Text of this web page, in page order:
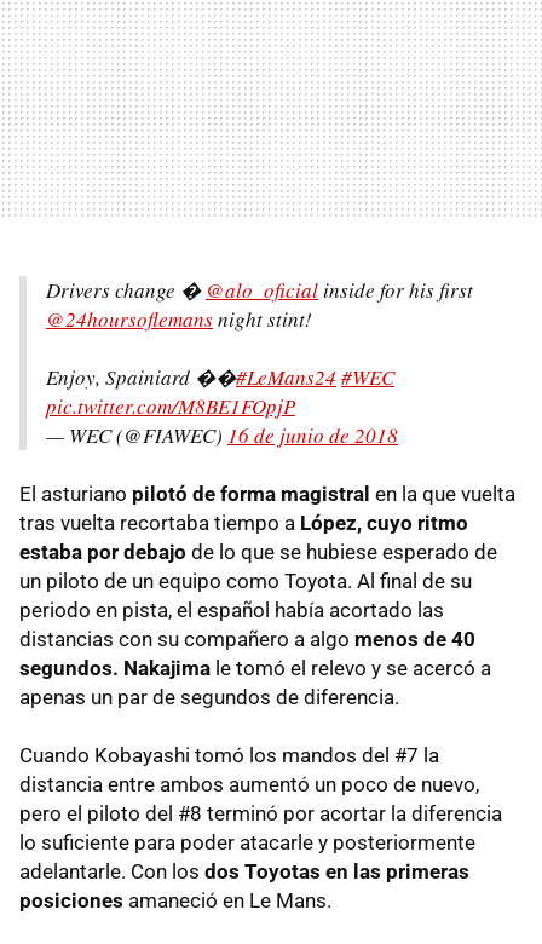
Drivers change � @alo_oficialinside for his first
@24hoursoflemansnight stint!
Enjoy, Spainiard ��#LeMans24 #WEC
pic.twitter.com/M8BE1FOpjP
— WEC (@FIAWEC) 16 de junio de 2018
El asturiano pilotó de forma magistral en la que vuelta
tras vuelta recortaba tiempo a López, cuyo ritmo
estaba por debajo de lo que se hubiese esperado de
un piloto de un equipo como Toyota. Al final de su
periodo en pista, el español había acortado las
distancias con su compañero a algo menos de 40
segundos. Nakajima le tomó el relevo y se acercó a
apenas un par de segundos de diferencia.
Cuando Kobayashi tomó los mandos del #7 la
distancia entre ambos aumentó un poco de nuevo,
pero el piloto del #8 terminó por acortar la diferencia
lo suficiente para poder atacarle y posteriormente
adelantarle. Con los dos Toyotas en las primeras
posiciones amaneció en Le Mans.